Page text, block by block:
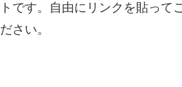
トです。自由にリンクを貼って
ださい。